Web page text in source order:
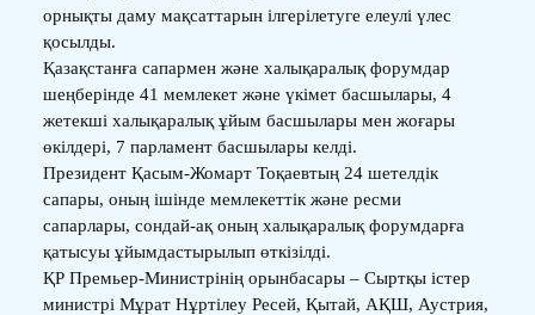
орнықты даму мақсаттарын ілгерілетуге елеулі үлес
қосылды.
Қазақстанға сапармен және халықаралық форумдар
шеңберінде 41 мемлекет және үкімет басшылары, 4
жетекші халықаралық ұйым басшылары мен жоғары
өкілдері, 7 парламент басшылары келді.
Президент Қасым-Жомарт Тоқаевтың 24 шетелдік
сапары, оның ішінде мемлекеттік және ресми
сапарлары, сондай-ақ оның халықаралық форумдарға
қатысуы ұйымдастырылып өткізілді.
ҚР Премьер-Министрінің орынбасары – Сыртқы істер
министрі Мұрат Нұртілеу Ресей, Қытай, АҚШ, Аустрия,